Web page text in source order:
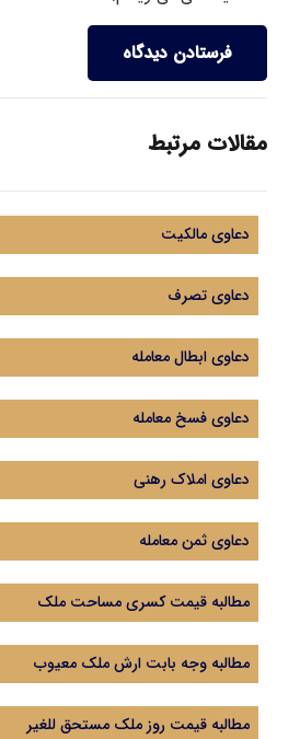
فرستادن دیدگاه
مقالات مرتبط
دعاوی مالکیت
دعاوی تصرف
دعاوی ابطال معامله
دعاوی فسخ معامله
دعاوی املاک رهنی
دعاوی ثمن معامله
مطالبه قیمت کسری مساحت ملک
مطالبه وجه بابت ارش ملک معیوب
مطالبه قیمت روز ملک مستحق للغیر